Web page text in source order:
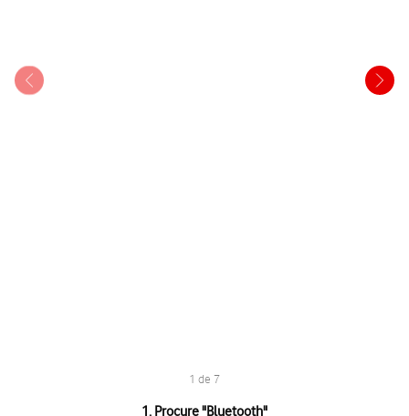
1 de 7
1. Procure "Bluetooth"